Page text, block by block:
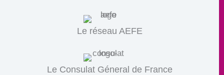
Le réseau AEFE
Le Consulat Géneral de France